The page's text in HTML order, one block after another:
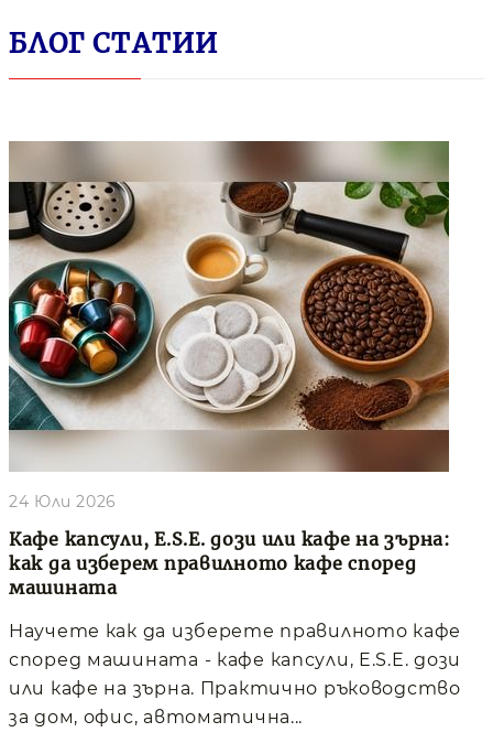
БЛОГ СТАТИИ
Кафе капсули, E.S.E. дози или кафе на зърна:
как да изберем правилното кафе според
машината
24 Юли 2026
Научете как да изберете правилното кафе
според машината - кафе капсули, E.S.E. дози
или кафе на зърна. Практично ръководство
за дом, офис, автоматична...